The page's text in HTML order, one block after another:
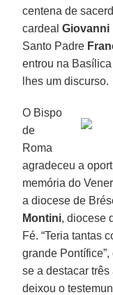
centena de
cardealGiovanni
Santo Padre
entrou na
lhes um discurso.
O Bispo
de
Roma
agradeceu a
memória do
a diocese de
Montini, diocese
Fé. “Teria tantas
grande
se a destacar
deixou o